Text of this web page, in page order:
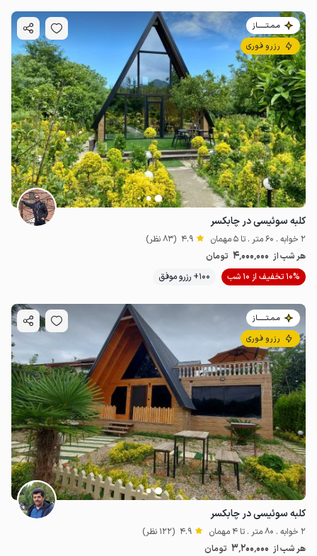
مـمـتــــــاز
رزرو فوری
کلبه سوئیسی در چابکسر
2 خوابه . 60 متر . تا 5 مهمان 4.9 (83 نظر)
هر شب از 4٬000٬000 تومان
10% تخفیف از 10 شب
100+ رزرو موفق
مـمـتــــــاز
رزرو فوری
کلبه سوئیسی در چابکسر
2 خوابه . 80 متر . تا 4 مهمان 4.9 (122 نظر)
هر شب از 3٬200٬000 تومان